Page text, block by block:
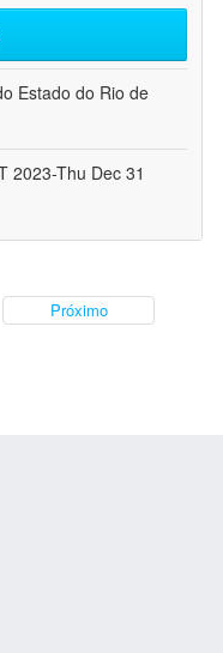
Estado do Rio de
2023-Thu Dec 31
Próximo